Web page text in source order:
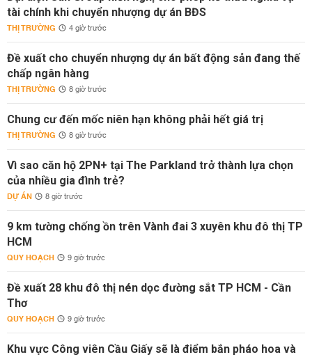
tài chính khi chuyển nhượng dự án BĐS
THỊ TRƯỜNG 4 giờ trước
Đề xuất cho chuyển nhượng dự án bất động sản đang thế
chấp ngân hàng
THỊ TRƯỜNG 8 giờ trước
Chung cư đến mốc niên hạn không phải hết giá trị
THỊ TRƯỜNG 8 giờ trước
Vì sao căn hộ 2PN+ tại The Parkland trở thành lựa chọn
của nhiều gia đình trẻ?
DỰ ÁN 8 giờ trước
9 km tường chống ồn trên Vành đai 3 xuyên khu đô thị TP
HCM
QUY HOẠCH 9 giờ trước
Đề xuất 28 khu đô thị nén dọc đường sắt TP HCM - Cần
Thơ
QUY HOẠCH 9 giờ trước
Khu vực Công viên Cầu Giấy sẽ là điểm bắn pháo hoa và